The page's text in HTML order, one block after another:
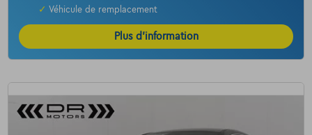
✓ Véhicule de remplacement
Plus d’information